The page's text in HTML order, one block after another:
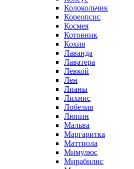
Колокольчик
Кореопсис
Космея
Котовник
Кохия
Лаванда
Лаватера
Левкой
Лен
Лианы
Лихнис
Лобелия
Люпин
Мальва
Маргаритка
Маттиола
Мимулюс
Мирабилис